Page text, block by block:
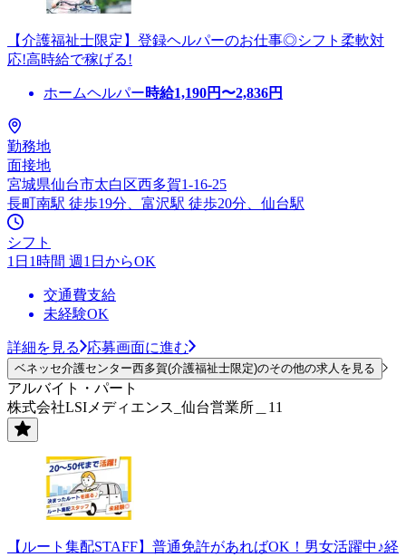
【介護福祉士限定】登録ヘルパーのお仕事◎シフト柔軟対
応!高時給で稼げる!
ホームヘルパー時給1,190円〜2,836円
勤務地
面接地
宮城県仙台市太白区西多賀1-16-25
長町南駅 徒歩19分、富沢駅 徒歩20分、仙台駅
シフト
1日1時間 週1日からOK
交通費支給
未経験OK
詳細を見る 応募画面に進む
ベネッセ介護センター西多賀(介護福祉士限定)のその他の求人を見る
アルバイト・パート
株式会社LSIメディエンス_仙台営業所＿11
【ルート集配STAFF】普通免許があればOK！男女活躍中♪経